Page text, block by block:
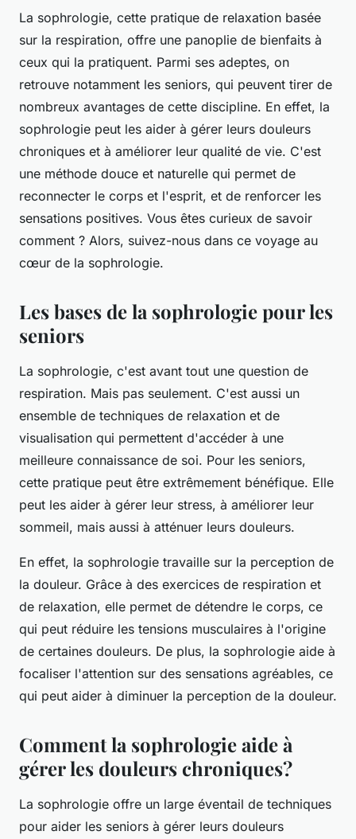
La sophrologie, cette pratique de relaxation basée
sur la respiration, offre une panoplie de bienfaits à
ceux qui la pratiquent. Parmi ses adeptes, on
retrouve notamment les seniors, qui peuvent tirer de
nombreux avantages de cette discipline. En effet, la
sophrologie peut les aider à gérer leurs douleurs
chroniques et à améliorer leur qualité de vie. C'est
une méthode douce et naturelle qui permet de
reconnecter le corps et l'esprit, et de renforcer les
sensations positives. Vous êtes curieux de savoir
comment ? Alors, suivez-nous dans ce voyage au
cœur de la sophrologie.
Les bases de la sophrologie pour les
seniors
La sophrologie, c'est avant tout une question de
respiration. Mais pas seulement. C'est aussi un
ensemble de techniques de relaxation et de
visualisation qui permettent d'accéder à une
meilleure connaissance de soi. Pour les seniors,
cette pratique peut être extrêmement bénéfique. Elle
peut les aider à gérer leur stress, à améliorer leur
sommeil, mais aussi à atténuer leurs douleurs.
En effet, la sophrologie travaille sur la perception de
la douleur. Grâce à des exercices de respiration et
de relaxation, elle permet de détendre le corps, ce
qui peut réduire les tensions musculaires à l'origine
de certaines douleurs. De plus, la sophrologie aide à
focaliser l'attention sur des sensations agréables, ce
qui peut aider à diminuer la perception de la douleur.
Comment la sophrologie aide à
gérer les douleurs chroniques?
La sophrologie offre un large éventail de techniques
pour aider les seniors à gérer leurs douleurs